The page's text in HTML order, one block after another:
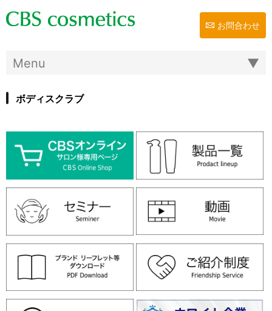
お問合わせ
ボディスクラブ